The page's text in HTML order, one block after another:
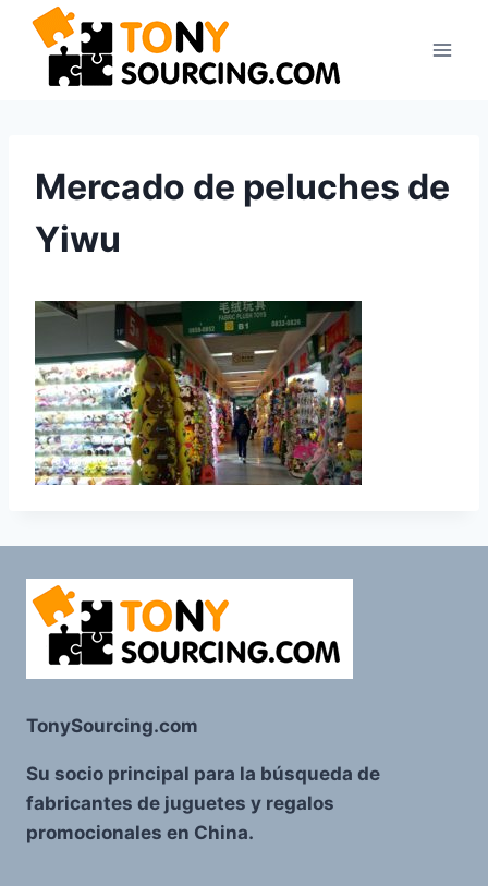
Saltar
contenido
Mercado de peluches de
Yiwu
TonySourcing.com
Su socio principal para la búsqueda de
fabricantes de juguetes y regalos
promocionales en China.